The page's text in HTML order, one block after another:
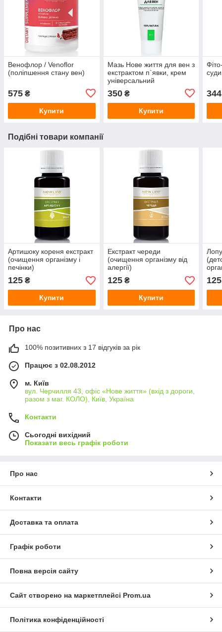
Венофлор / Venoflor
(поліпшення стану вен)
575 ₴
Купити
Мазь Нове життя для вен з
екстрактом п`явки, крем
універсальний
350₴
Купити
344
Подібні товари компанії
Артишоку кореня екстракт
(очищення організму і
печінки)
125 ₴
Купити
Екстракт череди
(очищення організму від
алергії)
125₴
Купити
125
Про нас
100% позитивних з 17 відгуків за рік
Працює з 02.08.2012
м. Київ
вул. Черчилля 43, офіс «Нове життя» (вхід з дороги,
разом з маг. КОЛО), Київ, Україна
Контакти
Сьогодні вихідний
Показати весь графік роботи
Про нас
Контакти
Доставка та оплата
Графік роботи
Повна версія сайту
Сайт створено на маркетплейсі Prom.ua
Політика конфіденційності